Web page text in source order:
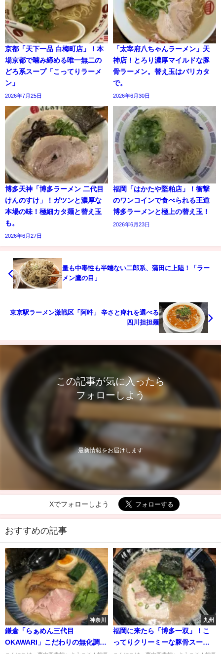
京都「天下一品 白梅町店」！本
場京都で噛み締める唯一無二の
どろ系スープ「こってりラーメ
ン」
2026年7月25日
「太宰府八ちゃんラーメン」天
神店！とろり濃厚マイルドな豚
骨ラーメン。替え玉はバリカタ
で。
2026年6月30日
博多天神「博多ラーメン 二代目
けんのすけ」！ガツンと濃厚な
本場の味！極細カタ麺と替え玉
も。
2026年6月27日
福岡「はかたや堅粕店」！衝撃
のワンコインで食べられる王道
博多ラーメンと極上の替え玉！
2026年6月23日
量も中毒性も半端ない二郎系、蒲田に上陸！「ラー
メン鷹の目」
東京駅ラーメン激戦区「阿吽」 辛さと痺れを選べる
四川担担麺
この記事が気に入ったら
フォローしよう
最新情報をお届けします
Xでフォローしよう
おすすめの記事
神奈川
鎌倉「らぁめん三代目
OKAWARI」こだわりの無化調！
九州
福岡に来たら「博多一双」！こ
ってりクリーミーな豚骨スープ